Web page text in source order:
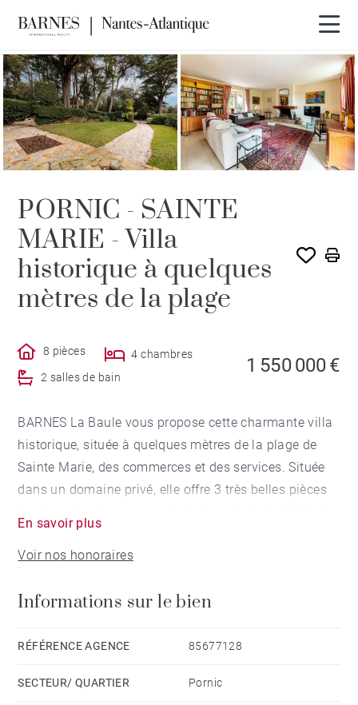
PORNIC - SAINTE
MARIE - Villa
historique à quelques
mètres de la plage
8 pièces
4 chambres
2 salles de bain
1 550 000 €
BARNES La Baule vous propose cette charmante villa
historique, située à quelques mètres de la plage de
Sainte Marie, des commerces et des services. Située
dans un domaine privé, elle offre 3 très belles pièces
Au 1er étage vous bénéficierez de 4 chambres et de 2
salles d'eau, et au 2nd étage d'une chambre dortoir.
d'exception au charme important. Honoraires à la
annuelles d'énergie pour un usage standard, établi à
8940€ - Les informations sur les risques auxquels ce
En savoir plus
Voir nos honoraires
Informations sur le bien
RÉFÉRENCE AGENCE 85677128
SECTEUR/ QUARTIER Pornic